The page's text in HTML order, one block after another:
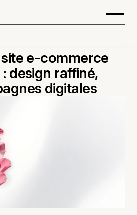
e-commerce
design raffiné,
digitales